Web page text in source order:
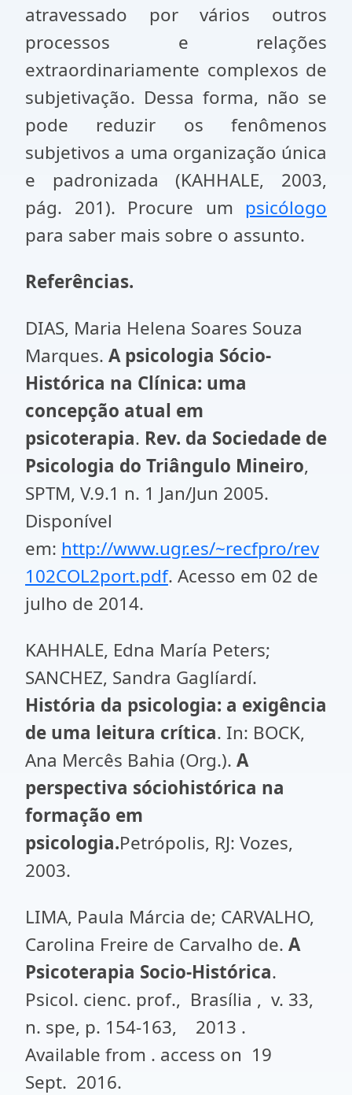
atravessado por vários outros
processos e relações
extraordinariamente complexos de
subjetivação. Dessa forma, não se
pode reduzir os fenômenos
subjetivos a uma organização única
e padronizada (KAHHALE, 2003,
pág. 201). Procure um psicólogo
para saber mais sobre o assunto.
Referências.
DIAS, Maria Helena Soares Souza
Marques. A psicologia Sócio-
Histórica na Clínica: uma
concepção atual em
psicoterapia. Rev. da Sociedade de
Psicologia do Triângulo Mineiro,
SPTM, V.9.1 n. 1 Jan/Jun 2005.
Disponível
em: http://www.ugr.es/~recfpro/rev
102COL2port.pdf. Acesso em 02 de
julho de 2014.
KAHHALE, Edna María Peters;
SANCHEZ, Sandra Gaglíardí.
História da psicologia: a exigência
de uma leitura crítica. In: BOCK,
Ana Mercês Bahia (Org.). A
perspectiva sóciohistórica na
formação em
psicologia.Petrópolis, RJ: Vozes,
2003.
LIMA, Paula Márcia de; CARVALHO,
Carolina Freire de Carvalho de. A
Psicoterapia Socio-Histórica.
Psicol. cienc. prof., Brasília , v. 33,
n. spe, p. 154-163, 2013 .
Available from . access on 19
Sept. 2016.